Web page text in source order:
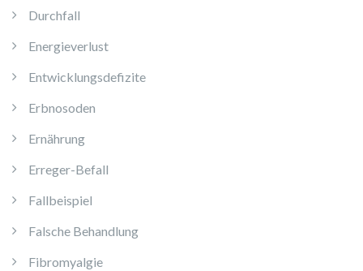
Durchfall
Energieverlust
Entwicklungsdefizite
Erbnosoden
Ernährung
Erreger-Befall
Fallbeispiel
Falsche Behandlung
Fibromyalgie